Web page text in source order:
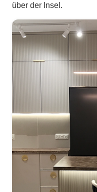
über der Insel.